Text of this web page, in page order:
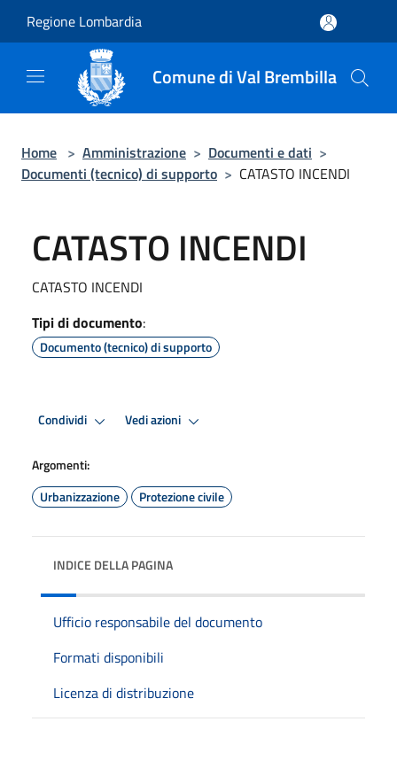
Regione Lombardia
Comune di Val Brembilla
Home > Amministrazione > Documenti e dati >
Documenti (tecnico) di supporto > CATASTO INCENDI
CATASTO INCENDI
CATASTO INCENDI
Tipi di documento:
Documento (tecnico) di supporto
Condividi Vedi azioni
Argomenti:
Urbanizzazione
Protezione civile
INDICE DELLA PAGINA
Ufficio responsabile del documento
Formati disponibili
Licenza di distribuzione